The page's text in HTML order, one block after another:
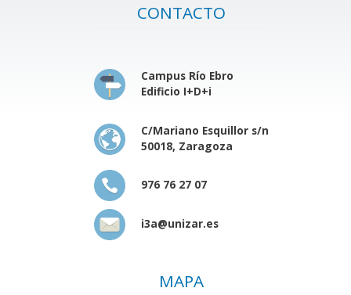
CONTACTO
Campus Río Ebro
Edificio I+D+i
C/Mariano Esquillor s/n
50018, Zaragoza
976 76 27 07
i3a@unizar.es
MAPA